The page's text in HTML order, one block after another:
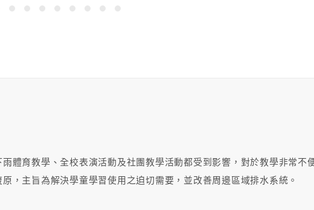
體育教學、全校表演活動及社團教學活動都受到影響，對於教學非常
，主旨為解決學童學習使用之迫切需要，並改善周邊區域排水系統。